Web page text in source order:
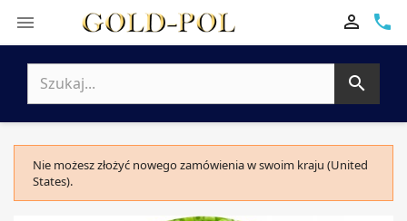
 phone


Nie możesz złożyć nowego zamówienia w swoim kraju (United
States).